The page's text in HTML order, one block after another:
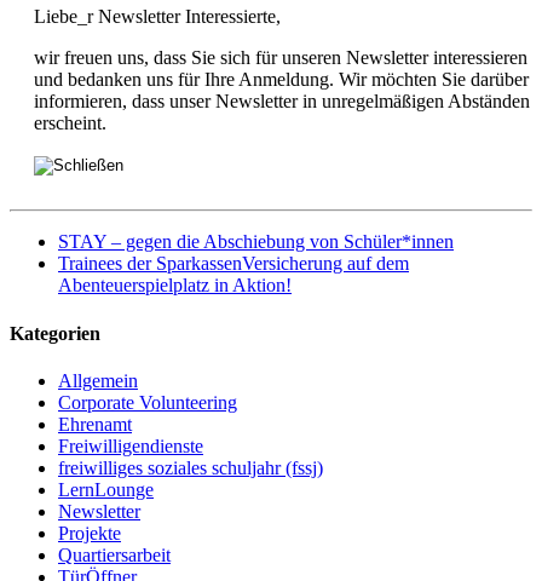
Liebe_r Newsletter Interessierte,
wir freuen uns, dass Sie sich für unseren Newsletter interessieren
und bedanken uns für Ihre Anmeldung. Wir möchten Sie darüber
informieren, dass unser Newsletter in unregelmäßigen Abständen
erscheint.
STAY – gegen die Abschiebung von Schüler*innen
Trainees der SparkassenVersicherung auf dem
Abenteuerspielplatz in Aktion!
Kategorien
Allgemein
Corporate Volunteering
Ehrenamt
Freiwilligendienste
freiwilliges soziales schuljahr (fssj)
LernLounge
Newsletter
Projekte
Quartiersarbeit
TürÖffner